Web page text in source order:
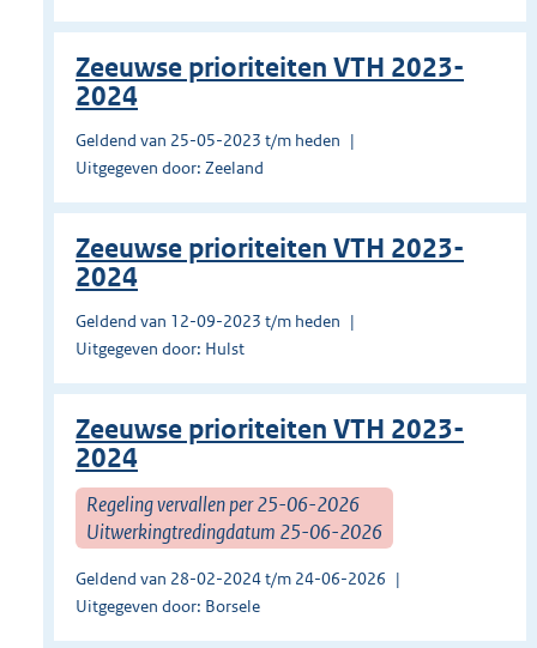
Zeeuwse prioriteiten VTH 2023-
2024
Geldend van 25-05-2023 t/m heden
Uitgegeven door: Zeeland
Zeeuwse prioriteiten VTH 2023-
2024
Geldend van 12-09-2023 t/m heden
Uitgegeven door: Hulst
Zeeuwse prioriteiten VTH 2023-
2024
Regeling vervallen per 25-06-2026
Uitwerkingtredingdatum 25-06-2026
Geldend van 28-02-2024 t/m 24-06-2026
Uitgegeven door: Borsele